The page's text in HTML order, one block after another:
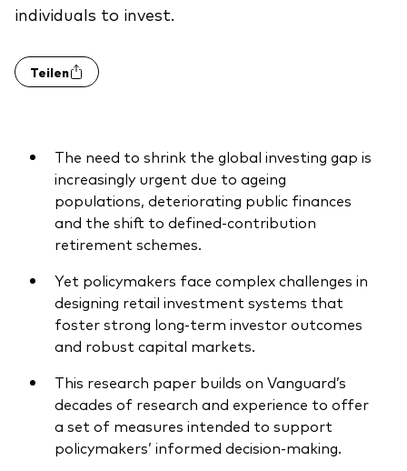
Vanguard Produkte kaufen
Dokumente, die Vertrauen schaffen
Ressourcen
individuals to invest.
Teilen
The need to shrink the global investing gap is
increasingly urgent due to ageing
populations, deteriorating public finances
and the shift to defined-contribution
retirement schemes.
Yet policymakers face complex challenges in
designing retail investment systems that
foster strong long-term investor outcomes
and robust capital markets.
This research paper builds on Vanguard’s
decades of research and experience to offer
a set of measures intended to support
policymakers’ informed decision-making.